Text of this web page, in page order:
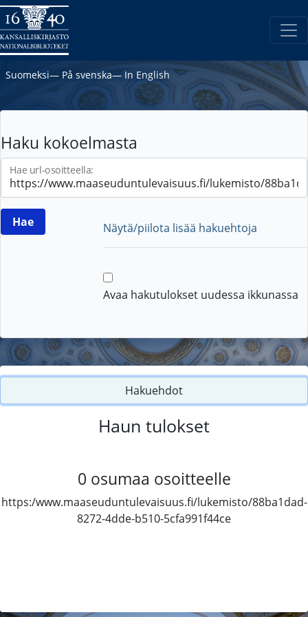
Suomeksi― På svenska― In English
Haku kokoelmasta
Hae url-osoitteella:
Näytä/piilota lisää hakuehtoja
Avaa hakutulokset uudessa ikkunassa
Hakuehdot
Haun tulokset
0 osumaa osoitteelle
https:/www.maaseuduntulevaisuus.fi/lukemisto/88ba1dad-
8272-4dde-b510-5cfa991f44ce